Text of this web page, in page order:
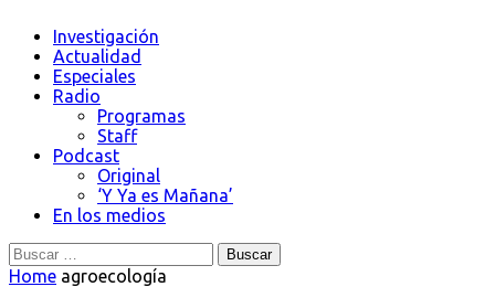
Investigación
Actualidad
Especiales
Radio
Programas
Staff
Podcast
Original
‘Y Ya es Mañana’
En los medios
Buscar:
Home agroecología